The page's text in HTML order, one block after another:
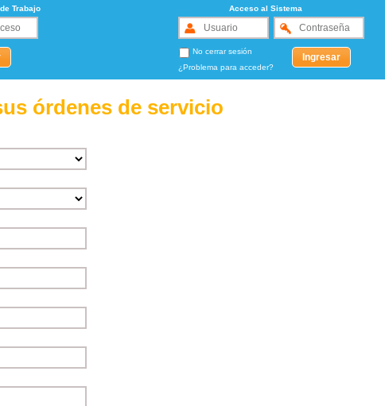
Trabajo Acceso al Sistema
No cerrar sesión
¿Problema para acceder?
órdenes de servicio